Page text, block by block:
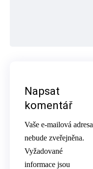
Napsat
komentář
Vaše e-mailová adresa
nebude zveřejněna.
Vyžadované
informace jsou